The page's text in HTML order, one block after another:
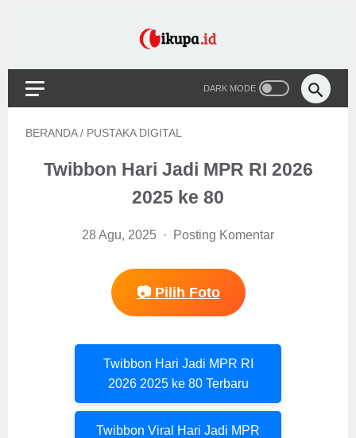
BERANDA / PUSTAKA DIGITAL
Twibbon Hari Jadi MPR RI 2026
2025 ke 80
28 Agu, 2025 Posting Komentar
📷 Pilih Foto
Twibbon Hari Jadi MPR RI
2026 2025 ke 80 Terbaru
Twibbon Viral Hari Jadi MPR